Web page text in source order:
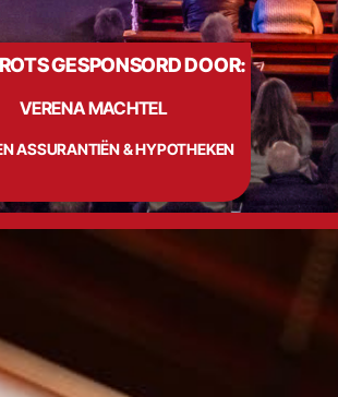
GESPONSORD DOOR:
VERENA MACHTEL
ASSURANTIËN & HYPOTHEKEN